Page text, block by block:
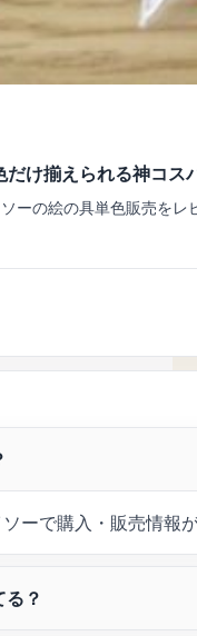
だけ揃えられる神コス
ーの絵の具単色販売を
ーで購入・販売情報
？